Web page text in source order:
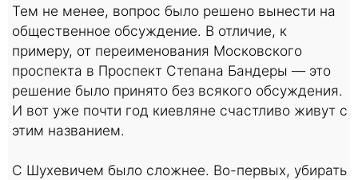
Тем не менее, вопрос было решено вынести на
общественное обсуждение. В отличие, к
примеру, от переименования Московского
проспекта в Проспект Степана Бандеры — это
решение было принято без всякого обсуждения.
И вот уже почти год киевляне счастливо живут с
этим названием.
С Шухевичем было сложнее. Во-первых, убирать